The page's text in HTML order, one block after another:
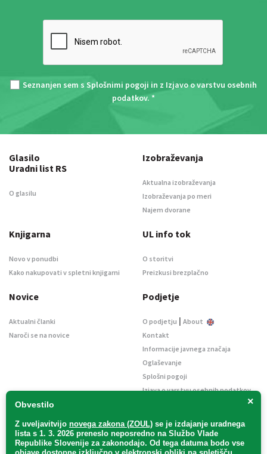
Seznanjen sem s Splošnimi pogoji in z Izjavo o varstvu osebnih
podatkov. *
×
Obvestilo
Z uveljavitvijo novega zakona (ZOUL) se je izdajanje uradnega
lista s 1. 3. 2026 preneslo neposredno na Službo Vlade
Republike Slovenije za zakonodajo. Od tega datuma bodo vse
Glasilo
Uradni list RS
O glasilu
Izobraževanja
Aktualna izobraževanja
Izobraževanja po meri
Najem dvorane
Knjigarna
Novo v ponudbi
Kako nakupovati v spletni knjigarni
UL info tok
O storitvi
Preizkusi brezplačno
Novice
Aktualni članki
Naroči se na novice
Podjetje
O podjetju | About
Kontakt
Informacije javnega značaja
Oglaševanje
Splošni pogoji
Izjava o varstvu osebnih podatkov